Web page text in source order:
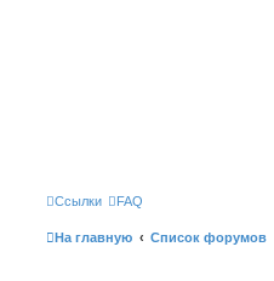
Ссылки FAQ
На главную Список форумов